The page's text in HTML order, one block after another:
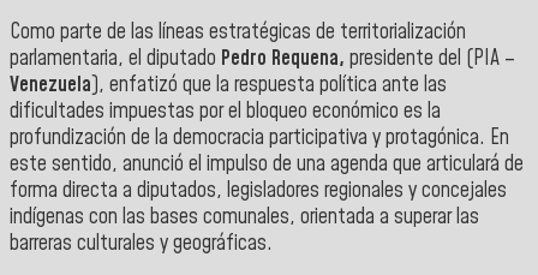
Como parte de las líneas estratégicas de territorialización
parlamentaria, el diputado Pedro Requena, presidente del (PIA –
Venezuela), enfatizó que la respuesta política ante las
dificultades impuestas por el bloqueo económico es la
profundización de la democracia participativa y protagónica. En
este sentido, anunció el impulso de una agenda que articulará de
forma directa a diputados, legisladores regionales y concejales
indígenas con las bases comunales, orientada a superar las
barreras culturales y geográficas.